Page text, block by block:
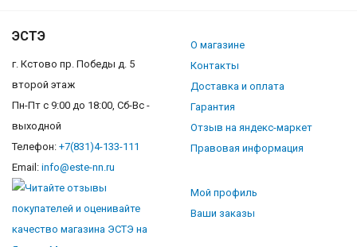
ЭСТЭ
г. Кстово пр. Победы д. 5
второй этаж
Пн-Пт с 9:00 до 18:00, Сб-Вс -
выходной
Телефон: +7(831)4-133-111
Email: info@este-nn.ru
О магазине
Контакты
Доставка и оплата
Гарантия
Отзыв на яндекс-маркет
Правовая информация
Мой профиль
Ваши заказы